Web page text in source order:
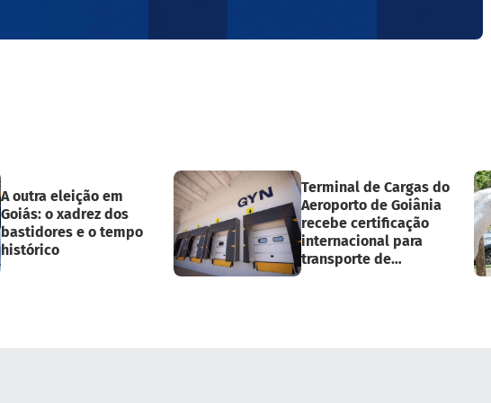
A outra eleição em
Goiás: o xadrez dos
bastidores e o tempo
histórico
Terminal de Cargas do
Aeroporto de Goiânia
recebe certificação
internacional para
transporte de